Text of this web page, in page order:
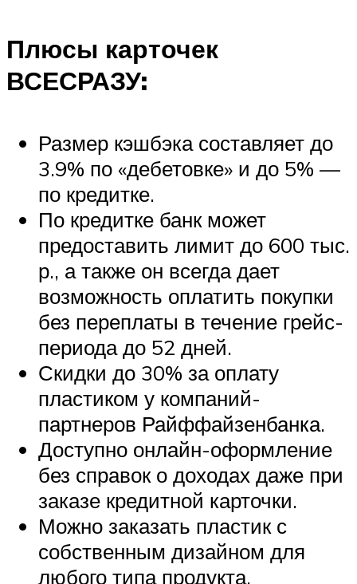
Плюсы карточек
ВСЕСРАЗУ:
Размер кэшбэка составляет до
3.9% по «дебетовке» и до 5% —
по кредитке.
По кредитке банк может
предоставить лимит до 600 тыс.
р., а также он всегда дает
возможность оплатить покупки
без переплаты в течение грейс-
периода до 52 дней.
Скидки до 30% за оплату
пластиком у компаний-
партнеров Райффайзенбанка.
Доступно онлайн-оформление
без справок о доходах даже при
заказе кредитной карточки.
Можно заказать пластик с
собственным дизайном для
любого типа продукта.